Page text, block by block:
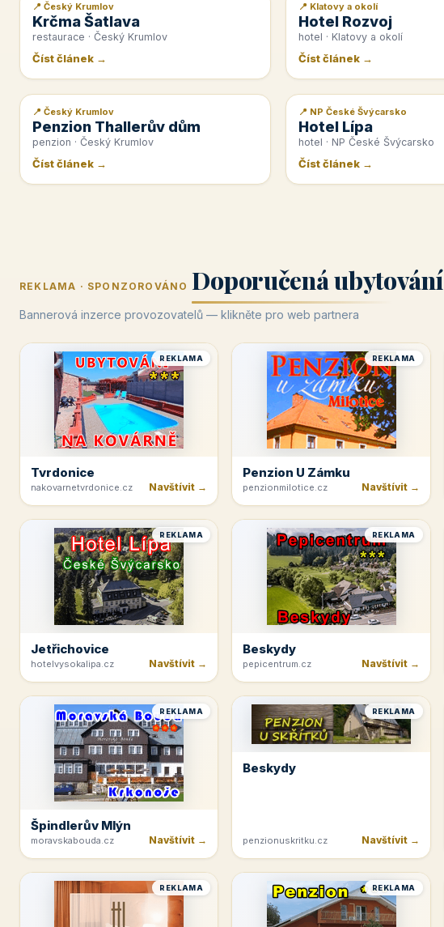
📰 PR článek
📍 Český Krumlov
Krčma Šatlava
restaurace · Český Krumlov
Číst článek →
📰 PR článek
📍 Klatovy a okolí
Hotel Rozvoj
hotel · Klatovy a okolí
Číst článek →
📰 PR článek
📍 Český Krumlov
Penzion Thallerův dům
penzion · Český Krumlov
Číst článek →
📰 PR článek
📍 NP České Švýcarsko
Hotel Lípa
hotel · NP České Švýcarsko
Číst článek →
REKLAMA · SPONZOROVÁNO Doporučená ubytování
Bannerová inzerce provozovatelů — klikněte pro web partnera
REKLAMA
Tvrdonice
nakovarnetvrdonice.cz Navštívit →
REKLAMA
Penzion U Zámku
penzionmilotice.cz Navštívit →
REKLAMA
Jetřichovice
hotelvysokalipa.cz Navštívit →
REKLAMA
Beskydy
pepicentrum.cz Navštívit →
REKLAMA
Špindlerův Mlýn
moravskabouda.cz Navštívit →
REKLAMA
Beskydy
penzionuskritku.cz Navštívit →
REKLAMA REKLAMA